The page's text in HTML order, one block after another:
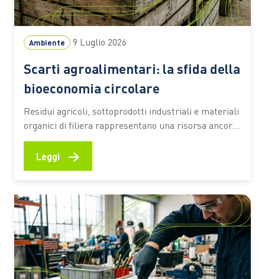
Ambiente 9 Luglio 2026
Scarti agroalimentari: la sfida della
bioeconomia circolare
Residui agricoli, sottoprodotti industriali e materiali
organici di filiera rappresentano una risorsa ancora
sottoutilizzata. Secondo una stima dell’Università
Cattolica, circa il 70% resta fuori da percorsi di
lascia dietro di sé una grande quantità di residui.
Paglia, potature,…
Leggi →